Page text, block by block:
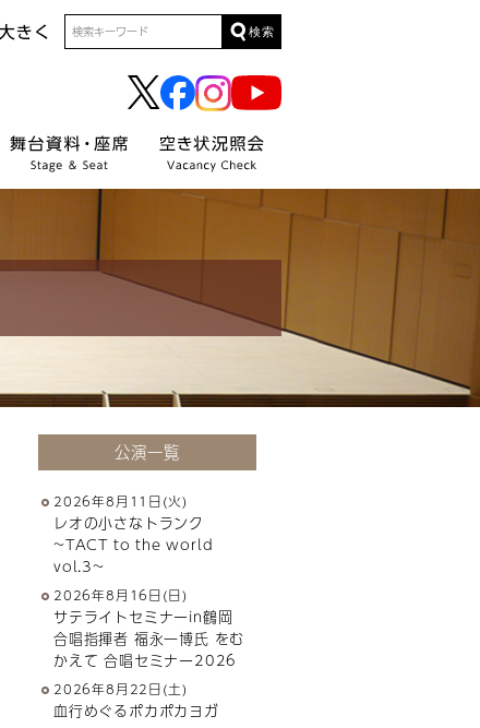
検索
公演一覧
2026年8月11日(火)
レオの小さなトランク
~TACT to the world
vol.3~
2026年8月16日(日)
サテライトセミナーin鶴岡
合唱指揮者 福永一博氏 をむ
かえて 合唱セミナー2026
2026年8月22日(土)
血行めぐるポカポカヨガ